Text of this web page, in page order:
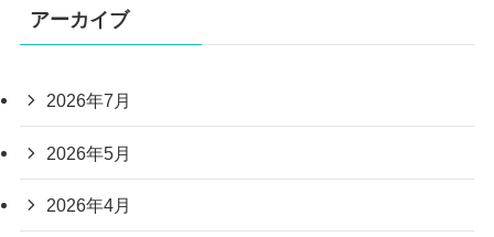
アーカイブ
2026年7月
2026年5月
2026年4月